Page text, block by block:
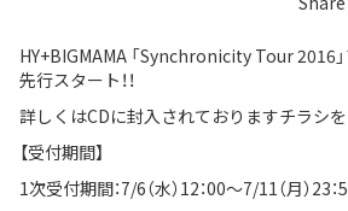
HY+BIGMAMA 「Synchronicity Tour 2016
先行スタート！！
詳しくはCDに封入されておりますチラシを
【受付期間】
1次受付期間：7/6（水）12：00～7/11（月）23：